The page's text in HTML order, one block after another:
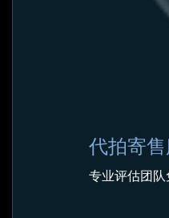
代拍寄
专业评估团